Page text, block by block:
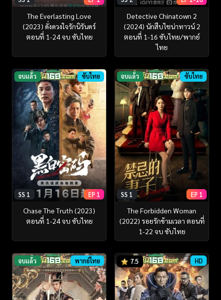
The Everlasting Love
(2023) ดั่งดวงใจรักนิรันดร์
ตอนที่ 1-24 จบ ซับไทย
Detective Chinatown 2
(2024) นักสืบไชน่าทาวน์ 2
ตอนที่ 1-16 ซับไทย/พากย์
ไทย
จบแล้ว ซับไทย
SS 1 EP 1
Chase The Truth (2023)
ตอนที่ 1-24 จบ ซับไทย
จบแล้ว ซับไทย
SS 1 EP 1
The Forbidden Woman
(2022) รอยรักข้ามเวลา ตอนที่
1-22 จบ ซับไทย
จบแล้ว พากย์ไทย 7.5 HD